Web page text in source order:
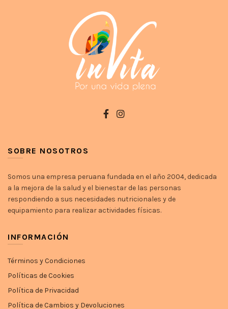
SOBRE NOSOTROS
Somos una empresa peruana fundada en el año 2004, dedicada
a la mejora de la salud y el bienestar de las personas
respondiendo a sus necesidades nutricionales y de
equipamiento para realizar actividades físicas.
INFORMACIÓN
Términos y Condiciones
Políticas de Cookies
Política de Privacidad
Política de Cambios y Devoluciones